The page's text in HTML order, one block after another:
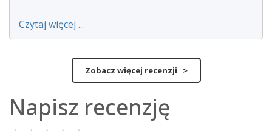
Czytaj więcej ...
Zobacz więcej recenzji >
Napisz recenzję